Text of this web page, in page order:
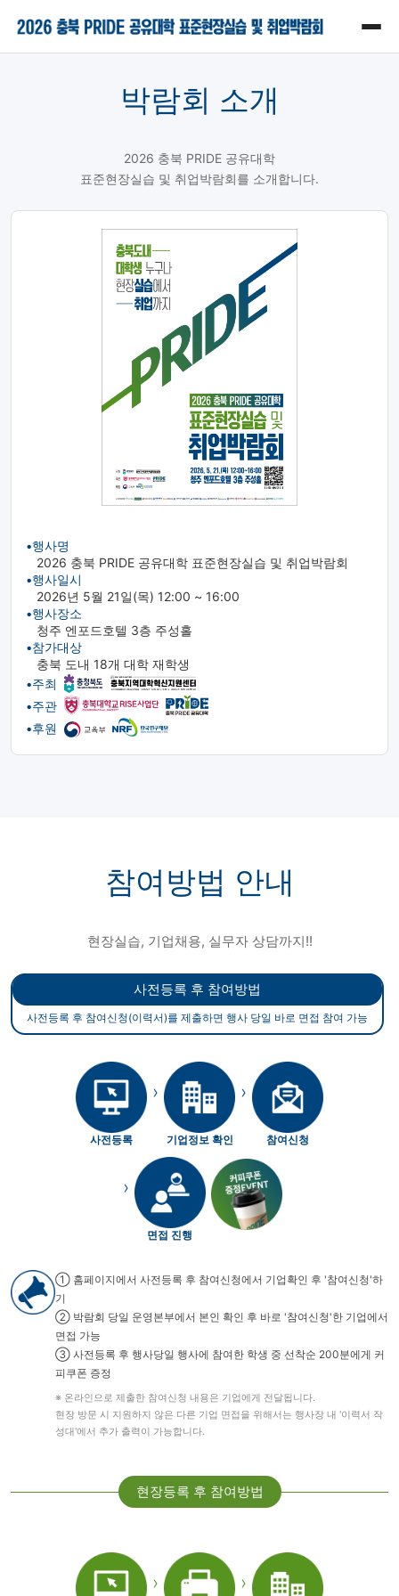
박람회 소개
2026 충북 PRIDE 공유대학
표준현장실습 및 취업박람회를 소개합니다.
•행사명
2026 충북 PRIDE 공유대학 표준현장실습 및 취업박람회
•행사일시
2026년 5월 21일(목) 12:00 ~ 16:00
•행사장소
청주 엔포드호텔 3층 주성홀
•참가대상
충북 도내 18개 대학 재학생
•주최
•주관
•후원
참여방법 안내
현장실습, 기업채용, 실무자 상담까지!!
사전등록 후 참여방법
사전등록 후 참여신청(이력서)를 제출하면 행사 당일 바로 면접 참여 가능
사전등록
›
기업정보 확인
›
참여신청
›
면접 진행
① 홈페이지에서 사전등록 후 참여신청에서 기업확인 후 '참여신청'하
기
② 박람회 당일 운영본부에서 본인 확인 후 바로 '참여신청'한 기업에서
면접 가능
③ 사전등록 후 행사당일 행사에 참여한 학생 중 선착순 200분에게 커
피쿠폰 증정
※ 온라인으로 제출한 참여신청 내용은 기업에게 전달됩니다.
현장 방문 시 지원하지 않은 다른 기업 면접을 위해서는 행사장 내 '이력서 작
성대'에서 추가 출력이 가능합니다.
현장등록 후 참여방법
› ›